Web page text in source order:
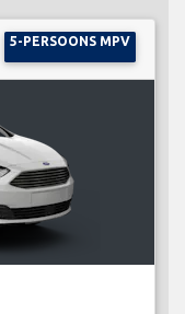
5-PERSOONS MPV